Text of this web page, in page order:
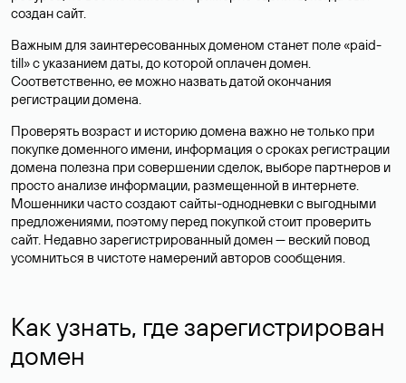
создан сайт.
Важным для заинтересованных доменом станет поле «paid-
till» с указанием даты, до которой оплачен домен.
Соответственно, ее можно назвать датой окончания
регистрации домена.
Проверять возраст и историю домена важно не только при
покупке доменного имени, информация о сроках регистрации
домена полезна при совершении сделок, выборе партнеров и
просто анализе информации, размещенной в интернете.
Мошенники часто создают сайты-однодневки с выгодными
предложениями, поэтому перед покупкой стоит проверить
сайт. Недавно зарегистрированный домен — веский повод
усомниться в чистоте намерений авторов сообщения.
Как узнать, где зарегистрирован
домен